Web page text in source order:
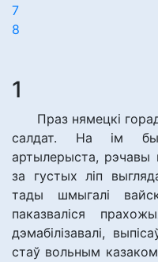
7
8
1
Праз нямецкі
салдат. На ім
артылерыста,
за густых ліп
тады шмыгалі
паказваліся
дэмабілізавалі,
стаў вольным